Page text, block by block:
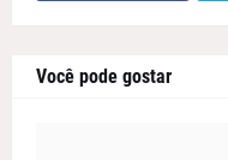
Você pode gostar